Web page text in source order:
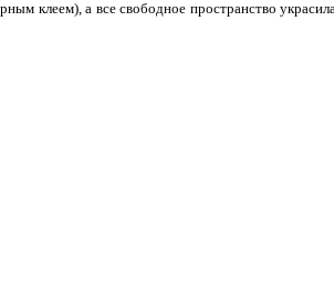
клеем), а все свободное пространство